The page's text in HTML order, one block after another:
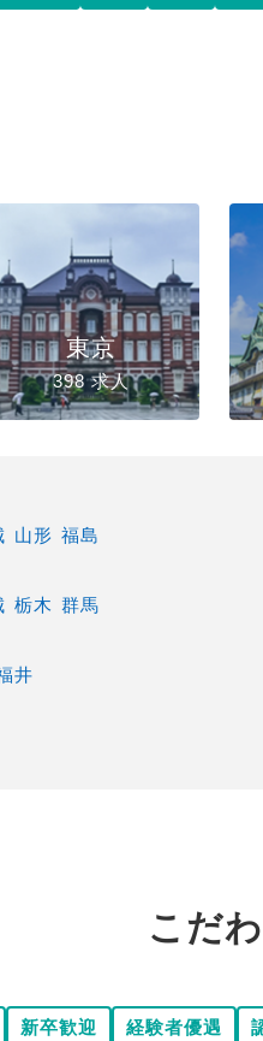
東京
398 求人
山形 福島
栃木 群馬
井
こだ
新卒歓迎 経験者優遇